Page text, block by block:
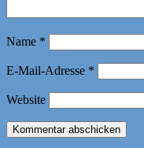
Name *
E-Mail-Adresse *
Website